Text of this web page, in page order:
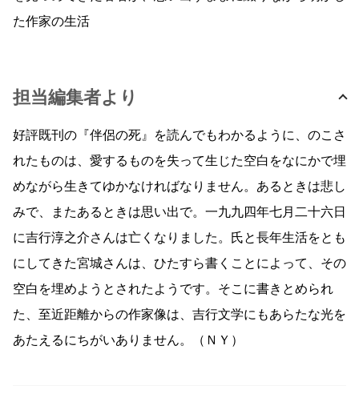
た作家の生活
担当編集者より
好評既刊の『伴侶の死』を読んでもわかるように、のこさ
れたものは、愛するものを失って生じた空白をなにかで埋
めながら生きてゆかなければなりません。あるときは悲し
みで、またあるときは思い出で。一九九四年七月二十六日
に吉行淳之介さんは亡くなりました。氏と長年生活をとも
にしてきた宮城さんは、ひたすら書くことによって、その
空白を埋めようとされたようです。そこに書きとめられ
た、至近距離からの作家像は、吉行文学にもあらたな光を
あたえるにちがいありません。（ＮＹ）